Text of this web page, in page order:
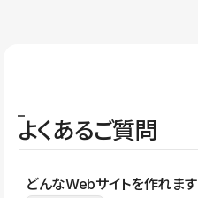
よくあるご質問
どんなWebサイトを作れます